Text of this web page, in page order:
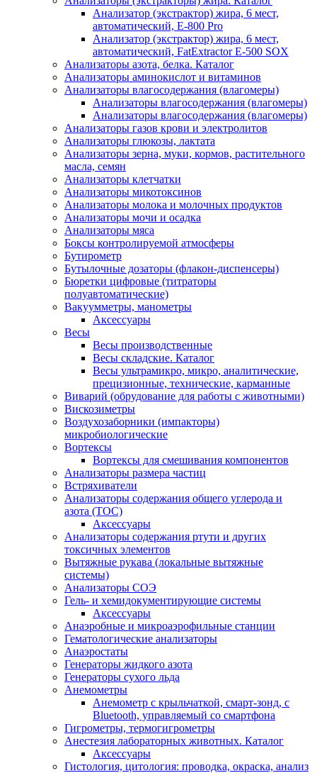
Анализатор (экстрактор) жира, 6 мест,
автоматический, E-800 Pro
Анализатор (экстрактор) жира, 6 мест,
автоматический, FatExtractor E-500 SOX
Анализаторы азота, белка. Каталог
Анализаторы аминокислот и витаминов
Анализаторы влагосодержания (влагомеры)
Анализаторы влагосодержания (влагомеры)
Анализаторы влагосодержания (влагомеры)
Анализаторы газов крови и электролитов
Анализаторы глюкозы, лактата
Анализаторы зерна, муки, кормов, растительного
масла, семян
Анализаторы клетчатки
Анализаторы микотоксинов
Анализаторы молока и молочных продуктов
Анализаторы мочи и осадка
Анализаторы мяса
Боксы контролируемой атмосферы
Бутирометр
Бутылочные дозаторы (флакон-диспенсеры)
Бюретки цифровые (титраторы
полуавтоматические)
Вакуумметры, манометры
Аксессуары
Весы
Весы производственные
Весы складские. Каталог
Весы ультрамикро, микро, аналитические,
прецизионные, технические, карманные
Виварий (обрудование для работы с животными)
Вискозиметры
Воздухозаборники (импакторы)
микробиологические
Вортексы
Вортексы для смешивания компонентов
Анализаторы размера частиц
Встряхиватели
Анализаторы содержания общего углерода и
азота (ТОС)
Аксессуары
Анализаторы содержания ртути и других
токсичных элементов
Вытяжные рукава (локальные вытяжные
системы)
Анализаторы СОЭ
Гель- и хемидокументирующие системы
Аксессуары
Анаэробные и микроаэрофильные станции
Гематологические анализаторы
Анаэростаты
Генераторы жидкого азота
Генераторы сухого льда
Анемометры
Анемометр с крыльчаткой, смарт-зонд, с
Bluetooth, управляемый со смартфона
Гигрометры, термогигрометры
Анестезия лабораторных животных. Каталог
Аксессуары
Гистология, цитология: проводка, окраска, анализ